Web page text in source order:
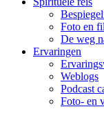
Foto en
De weg
Ervaringen
Weblogs
Podcast
Foto- en